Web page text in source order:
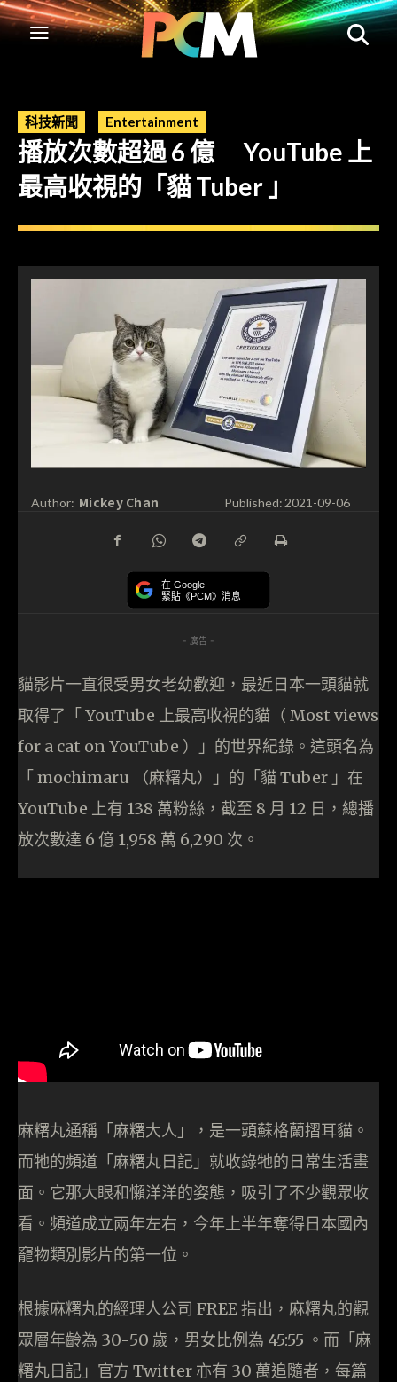
科技新聞 Entertainment
播放次數超過 6 億 YouTube 上
最高收視的「貓 Tuber 」
Author: Mickey Chan Published: 2021-09-06
在 Google
緊貼《PCM》消息
- 廣告 -
貓影片一直很受男女老幼歡迎，最近日本一頭貓就
取得了「 YouTube 上最高收視的貓（ Most views
for a cat on YouTube ）」的世界紀錄。這頭名為
「 mochimaru （麻糬丸）」的「貓 Tuber 」在
YouTube 上有 138 萬粉絲，截至 8 月 12 日，總播
放次數達 6 億 1,958 萬 6,290 次。
麻糬丸通稱「麻糬大人」，是一頭蘇格蘭摺耳貓。
而牠的頻道「麻糬丸日記」就收錄牠的日常生活畫
面。它那大眼和懶洋洋的姿態，吸引了不少觀眾收
看。頻道成立兩年左右，今年上半年奪得日本國內
竉物類別影片的第一位。
根據麻糬丸的經理人公司 FREE 指出，麻糬丸的觀
眾層年齡為 30-50 歲，男女比例為 45:55 。而「麻
糬丸日記」官方 Twitter 亦有 30 萬追隨者，每篇